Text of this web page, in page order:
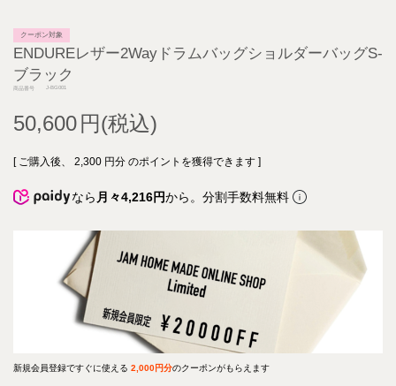
クーポン対象
ENDUREレザー2WayドラムバッグショルダーバッグS-
ブラック
商品番号 J-BG001
50,600
[ ご購入後、 2,300 円分 のポイントを獲得できます ]
なら 月々4,216円から。分割手数料無料
新規会員登録ですぐに使える 2,000円分のクーポンがもらえます